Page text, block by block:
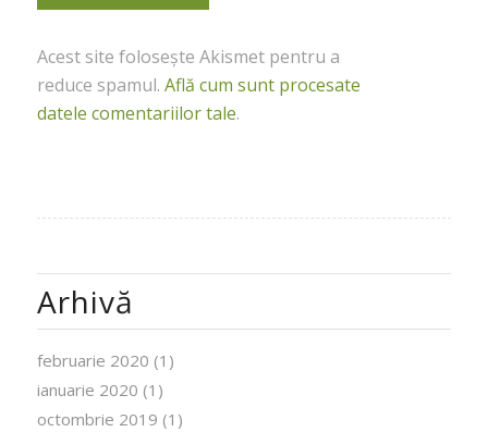
Acest site folosește Akismet pentru a
reduce spamul. Află cum sunt procesate
datele comentariilor tale.
Arhivă
februarie 2020 (1)
ianuarie 2020 (1)
octombrie 2019 (1)